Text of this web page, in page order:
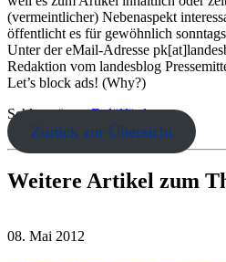
(ver­meint­li­cher) Nebenaspekt
öf­fent­licht es für gewöhn­lich
Unter der eMail-Adresse
Redaktion vom lan­des­blog
Let’s block ads! (Why?)
Schlagwörter: Erdölförderung
Zurück zur Übersicht
Weitere Artikel zum
08. Mai 2012